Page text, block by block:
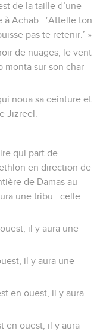
de la taille d’une
à Achab : ‘Attelle ton
pas te retenir.’ »
de nuages, le vent
monta sur son char
noua sa ceinture et
Jizreel.
qui part de
en direction de
de Damas au
une tribu : celle
il y aura une
il y aura une
en ouest, il y aura
en ouest, il y aura